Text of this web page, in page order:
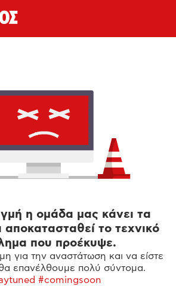
η ομάδα μας κάνει τα
αποκατασταθεί το τεχνικό
που προέκυψε.
για την αναστάτωση και να είστε
θα επανέλθουμε πολύ σύντομα.
#comingsoon